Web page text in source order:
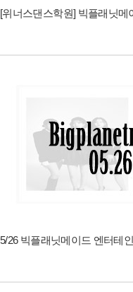
[위너스댄스학원] 빅플래닛
5/26 빅플래닛메이드 엔터테